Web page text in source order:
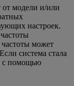
от модели и/или
настроек.
может
система стала
с помощью